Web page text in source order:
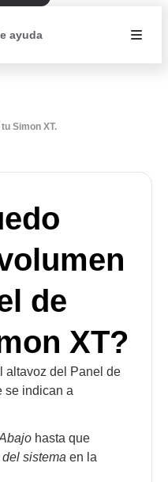
ayuda
Simon XT.
de
XT?
altavoz del Panel de
se indican a
hasta que
sistema en la